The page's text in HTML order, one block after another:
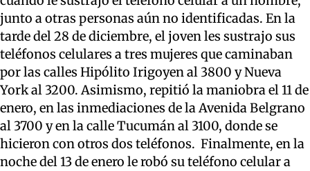
junto a otras personas aún no identificadas. En la
tarde del 28 de diciembre, el joven les sustrajo sus
teléfonos celulares a tres mujeres que caminaban
por las calles Hipólito Irigoyen al 3800 y Nueva
York al 3200. Asimismo, repitió la maniobra el 11 de
enero, en las inmediaciones de la Avenida Belgrano
al 3700 y en la calle Tucumán al 3100, donde se
hicieron con otros dos teléfonos. Finalmente, en la
noche del 13 de enero le robó su teléfono celular a